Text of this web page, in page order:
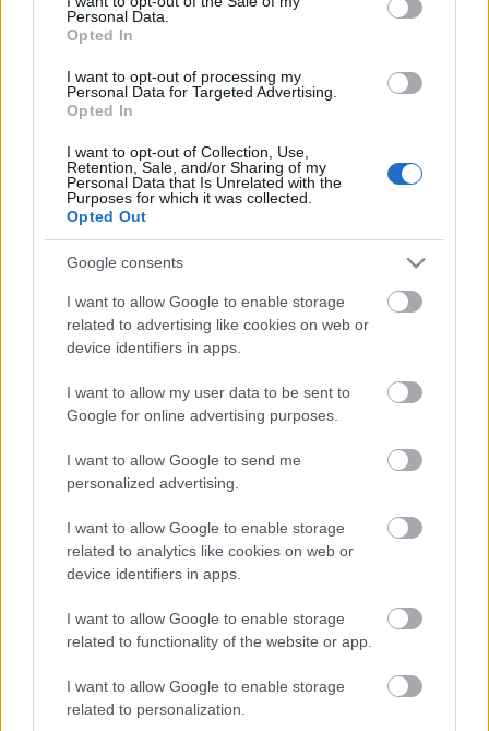
Personal Data.
Opted In
I want to opt-out of processing my
Personal Data for Targeted Advertising.
Opted In
I want to opt-out of Collection, Use,
Retention, Sale, and/or Sharing of my
Personal Data that Is Unrelated with the
Purposes for which it was collected.
Opted Out
Google consents
I want to allow Google to enable storage
related to advertising like cookies on web or
device identifiers in apps.
I want to allow my user data to be sent to
Google for online advertising purposes.
I want to allow Google to send me
personalized advertising.
I want to allow Google to enable storage
related to analytics like cookies on web or
device identifiers in apps.
I want to allow Google to enable storage
related to functionality of the website or app.
I want to allow Google to enable storage
related to personalization.
SZÚNYOGINVÁZIÓ ELKERÜLÉSÉBEN
Országos hírek WWF vízgazdálkodás
Túlfogyasztás napja - július 30-ra
évre elegendő erőforrásait
HIRDETÉS
LEGOLVASOTTABB
Energiatakarékosság: estétől
a paksi második blokk 3-as turbinája is
termelni fog
Energiaválság: az éjszakai fordulat